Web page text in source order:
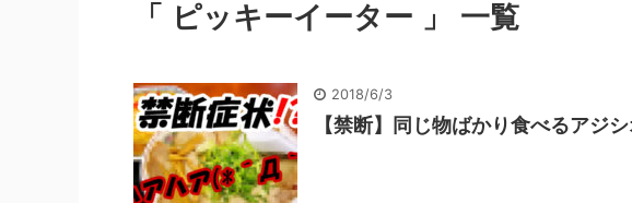
「 ピッキーイーター 」 一覧
2018/6/3
【禁断】同じ物ばかり食べるアジ